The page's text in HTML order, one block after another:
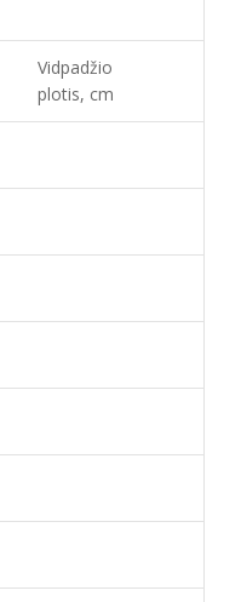
Vidpadžio
plotis, cm